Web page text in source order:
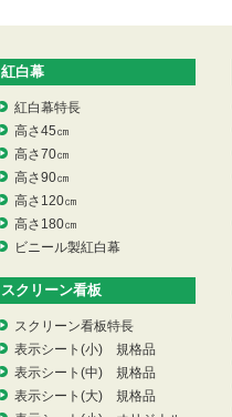
紅白幕
紅白幕特長
高さ45㎝
高さ70㎝
高さ90㎝
高さ120㎝
高さ180㎝
ビニール製紅白幕
スクリーン看板
スクリーン看板特長
表示シート(小) 規格品
表示シート(中) 規格品
表示シート(大) 規格品